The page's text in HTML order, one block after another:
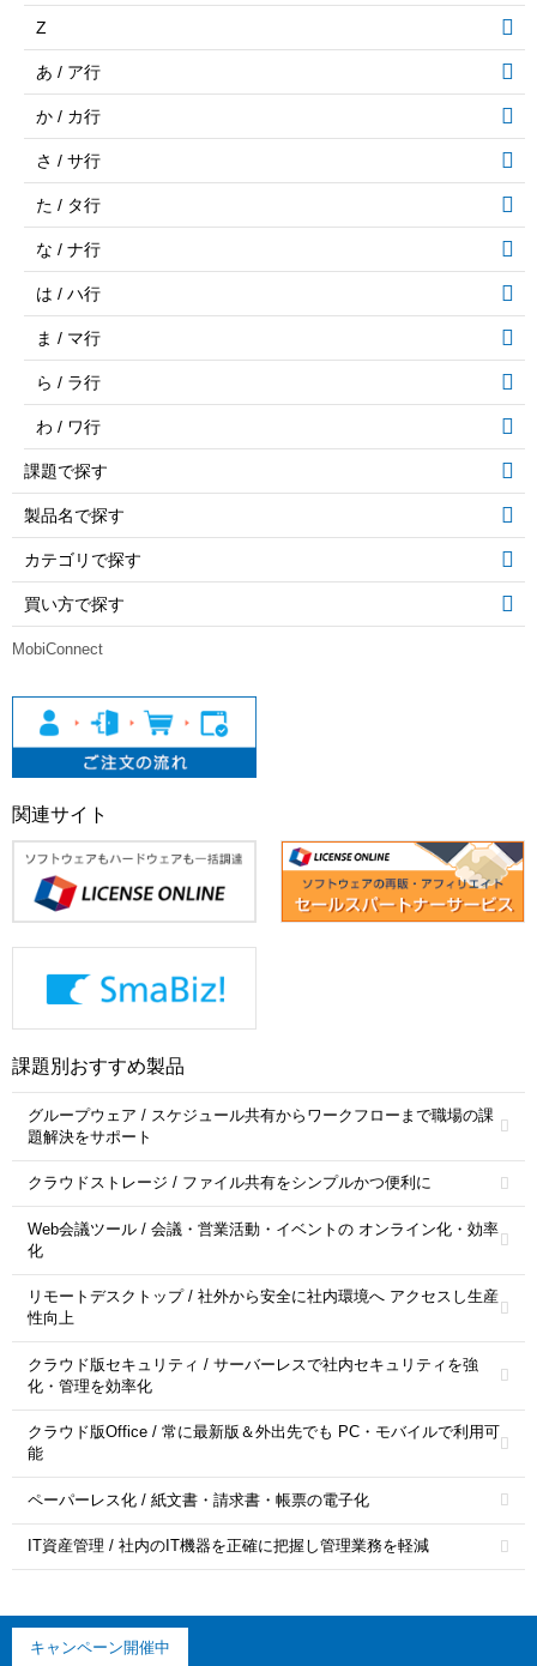
Z
あ / ア行
か / カ行
さ / サ行
た / タ行
な / ナ行
は / ハ行
ま / マ行
ら / ラ行
わ / ワ行
課題で探す
製品名で探す
カテゴリで探す
買い方で探す
MobiConnect
関連サイト
課題別おすすめ製品
グループウェア / スケジュール共有からワークフローまで職場の課
題解決をサポート
クラウドストレージ / ファイル共有をシンプルかつ便利に
Web会議ツール / 会議・営業活動・イベントの オンライン化・効率
化
リモートデスクトップ / 社外から安全に社内環境へ アクセスし生産
性向上
クラウド版セキュリティ / サーバーレスで社内セキュリティを強
化・管理を効率化
クラウド版Office / 常に最新版＆外出先でも PC・モバイルで利用可
能
ペーパーレス化 / 紙文書・請求書・帳票の電子化
IT資産管理 / 社内のIT機器を正確に把握し管理業務を軽減
キャンペーン開催中